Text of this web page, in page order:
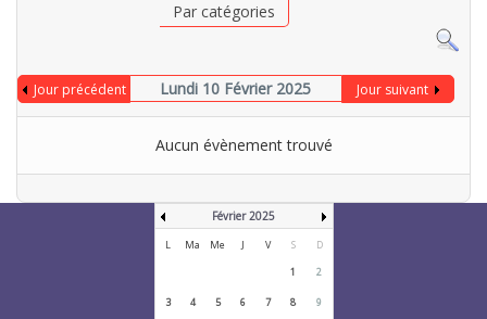
Par catégories
Jour précédent Lundi 10 Février 2025 Jour suivant
Aucun évènement trouvé
Février 2025
L Ma Me J V S
D
1
2
3 4 5 6 7 8 9